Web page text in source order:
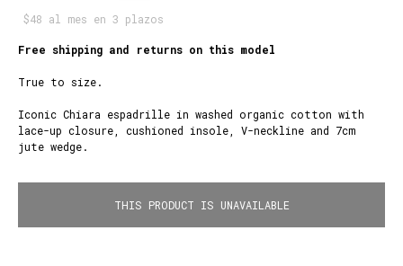
$48 al mes en 3 plazos
Free shipping and returns on this model
True to size.
Iconic Chiara espadrille in washed organic cotton with
lace-up closure, cushioned insole, V-neckline and 7cm
jute wedge.
THIS PRODUCT IS UNAVAILABLE